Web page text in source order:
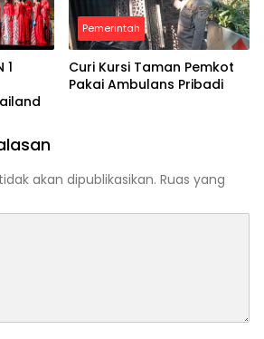
1
Pemerintah
Curi Kursi Taman Pemkot
Pakai Ambulans Pribadi
akan dipublikasikan. Ruas yang